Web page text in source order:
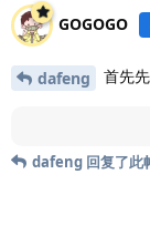
GOGOGO
dafeng 首先
dafeng 回复了此